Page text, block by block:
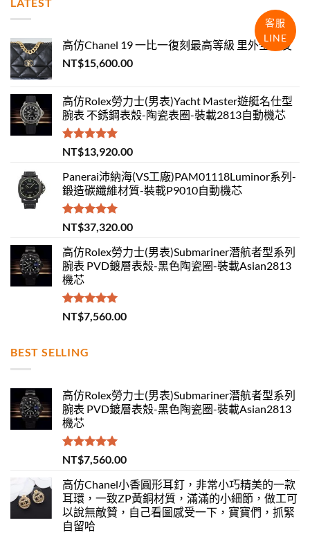
高仿Chanel 19 一比一復刻最高等級 里外全羊皮
NT$15,600.00
高仿Rolex勞力士(男表)Yacht Master遊艇名仕型
腕表 不銹鋼表殼-陶瓷表圈-裝載2813自動機芯
評分5.00
滿分 5
NT$13,920.00
Panerai沛納海(VS工廠)PAM01118Luminor系列-
鍛造碳纖維材質-裝載P9010自動機芯
評分5.00
滿分 5
NT$37,320.00
高仿Rolex勞力士(男表)Submariner潛航者型系列
腕表 PVD鍍層表殼-黑色陶瓷圈-裝載Asian2813
機芯
評分 5.00
滿分 5
NT$7,560.00
BEST SELLING
高仿Rolex勞力士(男表)Submariner潛航者型系列
腕表 PVD鍍層表殼-黑色陶瓷圈-裝載Asian2813
機芯
評分 5.00
滿分 5
NT$7,560.00
高仿Chanel小香圓形耳釘，非常小巧精美的一款
耳環，一致ZP黃銅材質，滿滿的小細節，做工可
以說無敵贊，自己看圖感受一下，寶寶們，抓緊
自留哈
客服
LINE